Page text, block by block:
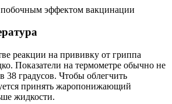
побочным эффектом вакцинации
реакции на прививку от гриппа
Показатели на термометре обычно не
градусов. Чтобы облегчить
принять жаропонижающий
жидкости.